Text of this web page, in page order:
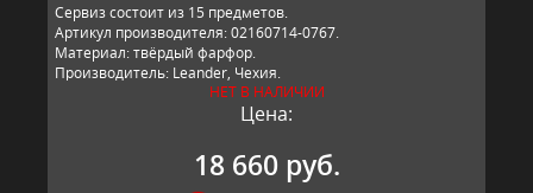
Сервиз состоит из 15 предметов.
Артикул производителя: 02160714-0767.
Материал: твёрдый фарфор.
Производитель: Leander, Чехия.
НЕТ В НАЛИЧИИ
Цена:
18 660 руб.